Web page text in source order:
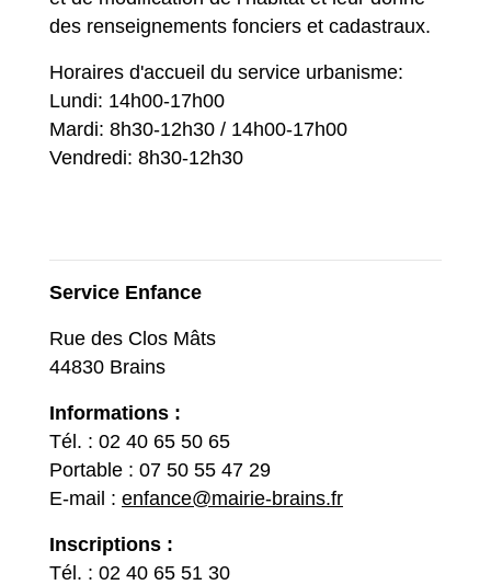
des renseignements fonciers et cadastraux.
Horaires d'accueil du service urbanisme:
Lundi: 14h00-17h00
Mardi: 8h30-12h30 / 14h00-17h00
​​​​​​​Vendredi: 8h30-12h30
Service Enfance
Rue des Clos Mâts
44830 Brains
Informations :
Tél. : 02 40 65 50 65
Portable : 07 50 55 47 29
E-mail : enfance@mairie-brains.fr
Inscriptions :
Tél. : 02 40 65 51 30